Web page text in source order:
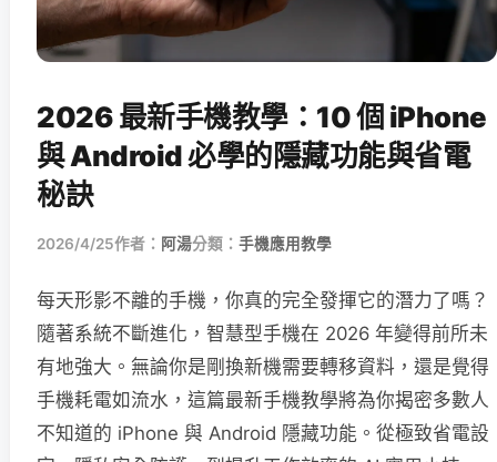
2026 最新手機教學：10 個 iPhone
與 Android 必學的隱藏功能與省電
秘訣
2026/4/25作者： 阿湯分類： 手機應用教學
每天形影不離的手機，你真的完全發揮它的潛力了嗎？
隨著系統不斷進化，智慧型手機在 2026 年變得前所未
有地強大。無論你是剛換新機需要轉移資料，還是覺得
手機耗電如流水，這篇最新手機教學將為你揭密多數人
不知道的 iPhone 與 Android 隱藏功能。從極致省電設